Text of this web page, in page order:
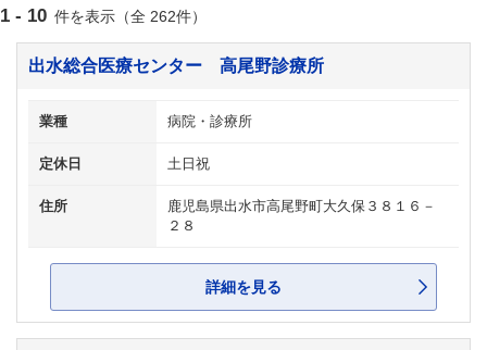
1 - 10 件を表示（全 262件）
出水総合医療センター 高尾野診療所
業種 病院・診療所
定休日 土日祝
住所
鹿児島県出水市高尾野町大久保３８１６－
２８
詳細を見る